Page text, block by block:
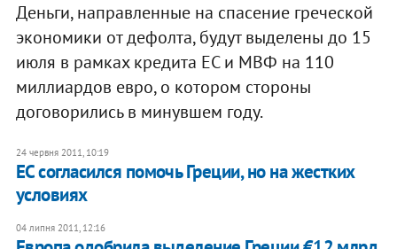
Деньги, направленные на спасение греческой
экономики от дефолта, будут выделены до 15
июля в рамках кредита ЕС и МВФ на 110
миллиардов евро, о котором стороны
договорились в минувшем году.
24 червня 2011, 10:19
ЕС согласился помочь Греции, но на жестких
условиях
04 липня 2011, 12:16